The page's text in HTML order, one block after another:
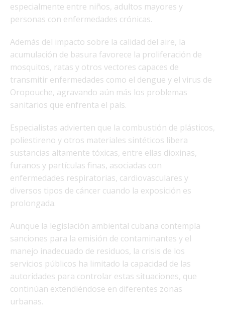
especialmente entre niños, adultos mayores y
personas con enfermedades crónicas.
Además del impacto sobre la calidad del aire, la
acumulación de basura favorece la proliferación de
mosquitos, ratas y otros vectores capaces de
transmitir enfermedades como el dengue y el virus de
Oropouche, agravando aún más los problemas
sanitarios que enfrenta el país.
Especialistas advierten que la combustión de plásticos,
poliestireno y otros materiales sintéticos libera
sustancias altamente tóxicas, entre ellas dioxinas,
furanos y partículas finas, asociadas con
enfermedades respiratorias, cardiovasculares y
diversos tipos de cáncer cuando la exposición es
prolongada.
Aunque la legislación ambiental cubana contempla
sanciones para la emisión de contaminantes y el
manejo inadecuado de residuos, la crisis de los
servicios públicos ha limitado la capacidad de las
autoridades para controlar estas situaciones, que
continúan extendiéndose en diferentes zonas
urbanas.